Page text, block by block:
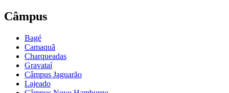
Câmpus
Bagé
Camaquã
Charqueadas
Gravataí
Câmpus Jaguarão
Lajeado